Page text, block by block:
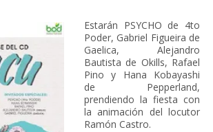
Estarán PSYCHO de 4to
Poder, Gabriel Figueira de
Gaelica, Alejandro
Bautista de Okills, Rafael
Pino y Hana Kobayashi
de Pepperland,
prendiendo la fiesta con
la animación del locutor
Ramón Castro.